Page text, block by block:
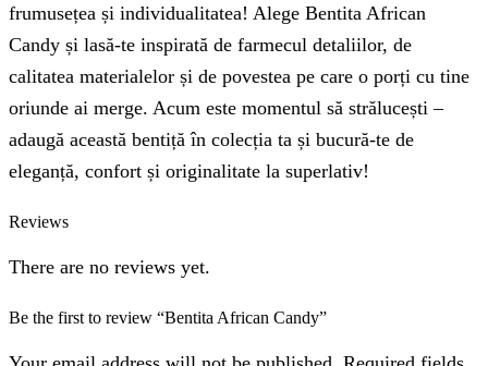
frumusețea și individualitatea! Alege Bentita African
Candy și lasă-te inspirată de farmecul detaliilor, de
calitatea materialelor și de povestea pe care o porți cu tine
oriunde ai merge. Acum este momentul să strălucești –
adaugă această bentiță în colecția ta și bucură-te de
eleganță, confort și originalitate la superlativ!
Reviews
There are no reviews yet.
Be the first to review “Bentita African Candy”